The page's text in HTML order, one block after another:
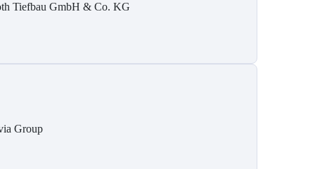
Tiefbau GmbH & Co. KG
Group